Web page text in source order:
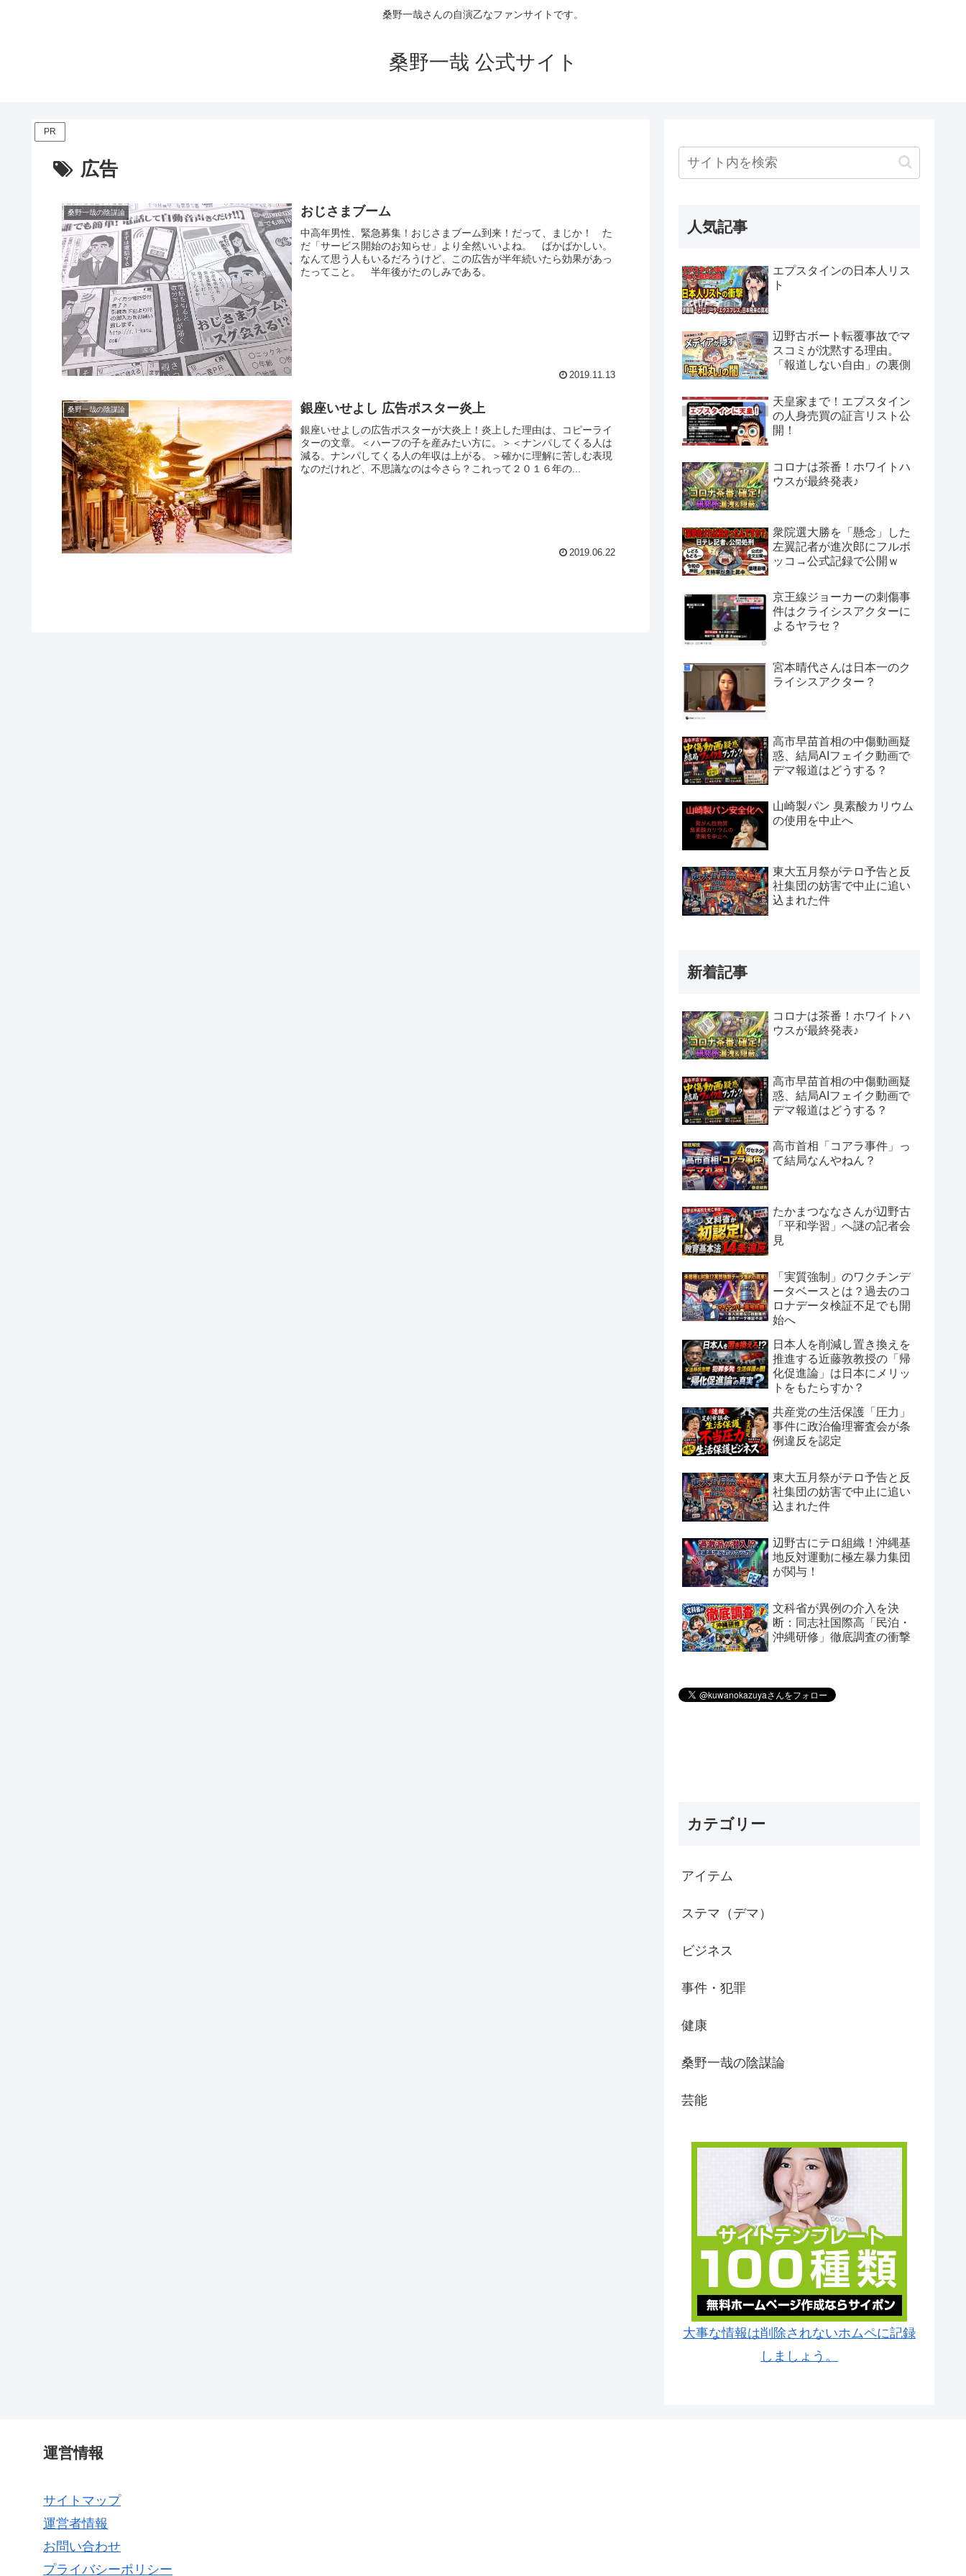
桑野一哉さんの自演乙なファンサイトです。
桑野一哉 公式サイト
PR
広告
桑野一哉の陰謀論 おじさまブーム
中高年男性、緊急募集！おじさまブーム到来！だって、まじか！ た
だ「サービス開始のお知らせ」より全然いいよね。 ばかばかしい。
なんて思う人もいるだろうけど、この広告が半年続いたら効果があっ
たってこと。 半年後がたのしみである。
2019.11.13
桑野一哉の陰謀論 銀座いせよし 広告ポスター炎上
銀座いせよしの広告ポスターが大炎上！炎上した理由は、コピーライ
ターの文章。＜ハーフの子を産みたい方に。＞＜ナンパしてくる人は
減る。ナンパしてくる人の年収は上がる。＞確かに理解に苦しむ表現
なのだけれど、不思議なのは今さら？これって２０１６年の...
2019.06.22
人気記事
エプスタインの日本人リス
ト
辺野古ボート転覆事故でマ
スコミが沈黙する理由。
「報道しない自由」の裏側
天皇家まで！エプスタイン
の人身売買の証言リスト公
開！
コロナは茶番！ホワイトハ
ウスが最終発表♪
衆院選大勝を「懸念」した
左翼記者が進次郎にフルボ
ッコ→公式記録で公開ｗ
京王線ジョーカーの刺傷事
件はクライシスアクターに
よるヤラセ？
宮本晴代さんは日本一のク
ライシスアクター？
高市早苗首相の中傷動画疑
惑、結局AIフェイク動画で
デマ報道はどうする？
山崎製パン 臭素酸カリウム
の使用を中止へ
東大五月祭がテロ予告と反
社集団の妨害で中止に追い
込まれた件
新着記事
コロナは茶番！ホワイトハ
ウスが最終発表♪
高市早苗首相の中傷動画疑
惑、結局AIフェイク動画で
デマ報道はどうする？
高市首相「コアラ事件」っ
て結局なんやねん？
たかまつななさんが辺野古
「平和学習」へ謎の記者会
見
「実質強制」のワクチンデ
ータベースとは？過去のコ
ロナデータ検証不足でも開
始へ
日本人を削減し置き換えを
推進する近藤敦教授の「帰
化促進論」は日本にメリッ
トをもたらすか？
共産党の生活保護「圧力」
事件に政治倫理審査会が条
例違反を認定
東大五月祭がテロ予告と反
社集団の妨害で中止に追い
込まれた件
辺野古にテロ組織！沖縄基
地反対運動に極左暴力集団
が関与！
文科省が異例の介入を決
断：同志社国際高「民泊・
沖縄研修」徹底調査の衝撃
カテゴリー
アイテム
ステマ（デマ）
ビジネス
事件・犯罪
健康
桑野一哉の陰謀論
芸能
大事な情報は削除されないホムペに記録
しましょう。
運営情報
サイトマップ
運営者情報
お問い合わせ
プライバシーポリシー